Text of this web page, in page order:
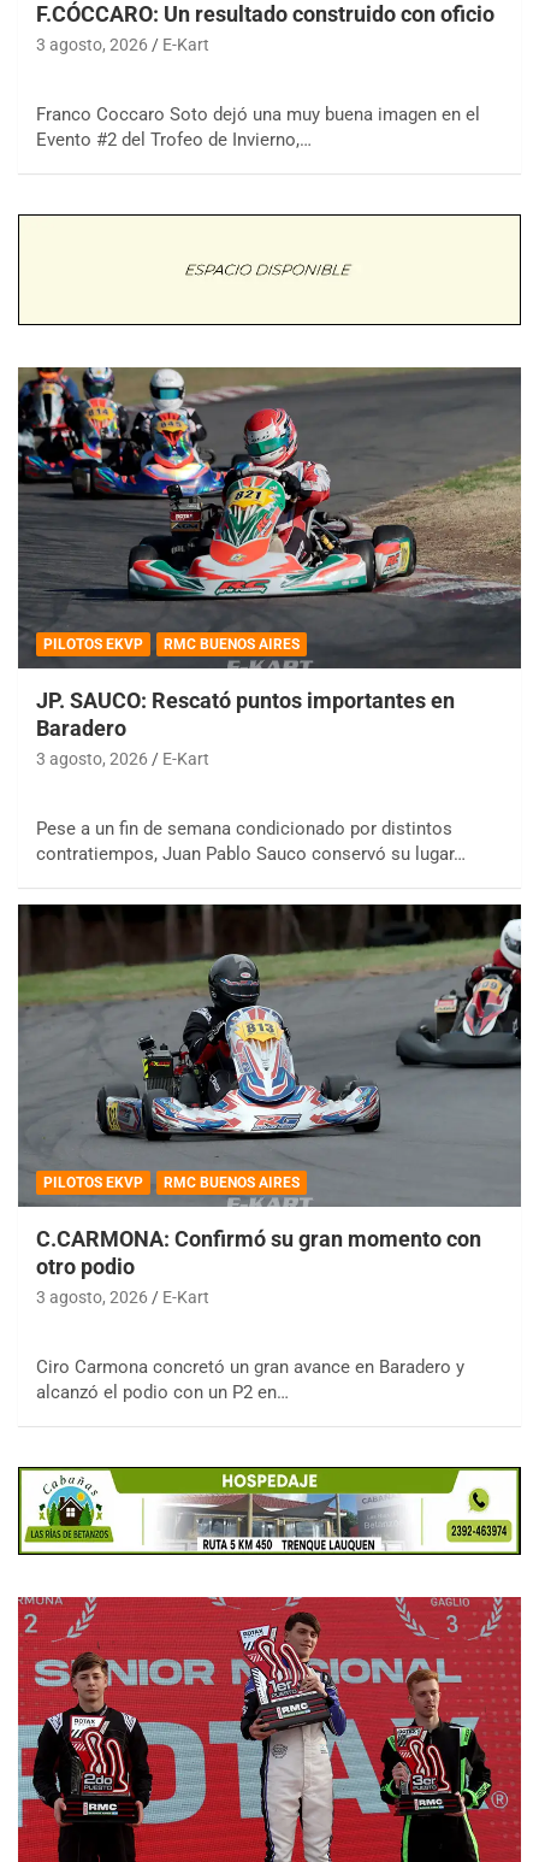
F.CÓCCARO: Un resultado construido con oficio
3 agosto, 2026 E-Kart
Franco Coccaro Soto dejó una muy buena imagen en el
Evento #2 del Trofeo de Invierno,…
PILOTOS EKVP RMC BUENOS AIRES
JP. SAUCO: Rescató puntos importantes en
Baradero
3 agosto, 2026 E-Kart
Pese a un fin de semana condicionado por distintos
contratiempos, Juan Pablo Sauco conservó su lugar…
PILOTOS EKVP RMC BUENOS AIRES
C.CARMONA: Confirmó su gran momento con
otro podio
3 agosto, 2026 E-Kart
Ciro Carmona concretó un gran avance en Baradero y
alcanzó el podio con un P2 en…